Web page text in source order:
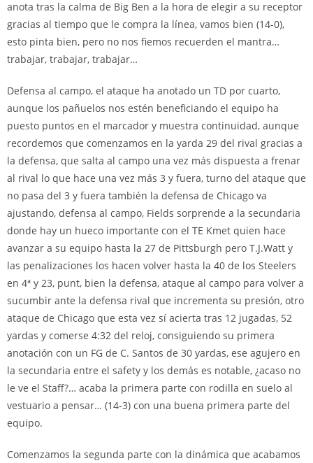
anota tras la calma de Big Ben a la hora de elegir a su receptor
gracias al tiempo que le compra la línea, vamos bien (14-0),
esto pinta bien, pero no nos fiemos recuerden el mantra…
trabajar, trabajar, trabajar…
Defensa al campo, el ataque ha anotado un TD por cuarto,
aunque los pañuelos nos estén beneficiando el equipo ha
puesto puntos en el marcador y muestra continuidad, aunque
recordemos que comenzamos en la yarda 29 del rival gracias a
la defensa, que salta al campo una vez más dispuesta a frenar
al rival lo que hace una vez más 3 y fuera, turno del ataque que
no pasa del 3 y fuera también la defensa de Chicago va
ajustando, defensa al campo, Fields sorprende a la secundaria
donde hay un hueco importante con el TE Kmet quien hace
avanzar a su equipo hasta la 27 de Pittsburgh pero T.J.Watt y
las penalizaciones los hacen volver hasta la 40 de los Steelers
en 4ª y 23, punt, bien la defensa, ataque al campo para volver a
sucumbir ante la defensa rival que incrementa su presión, otro
ataque de Chicago que esta vez sí acierta tras 12 jugadas, 52
yardas y comerse 4:32 del reloj, consiguiendo su primera
anotación con un FG de C. Santos de 30 yardas, ese agujero en
la secundaria entre el safety y los demás es notable, ¿acaso no
le ve el Staff?… acaba la primera parte con rodilla en suelo al
vestuario a pensar… (14-3) con una buena primera parte del
equipo.
Comenzamos la segunda parte con la dinámica que acabamos